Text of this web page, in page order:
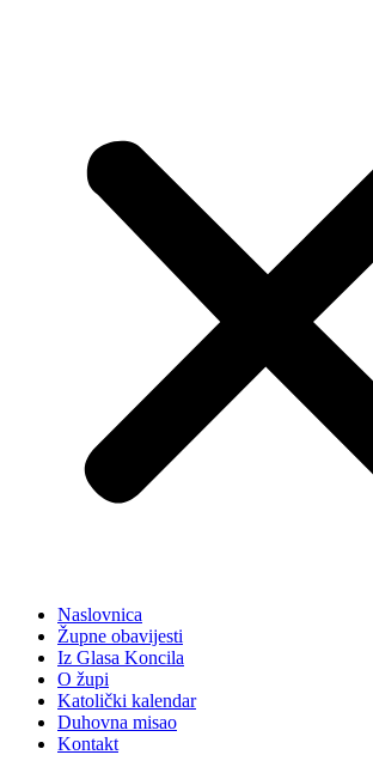
Naslovnica
Župne obavijesti
Iz Glasa Koncila
O župi
Katolički kalendar
Duhovna misao
Kontakt